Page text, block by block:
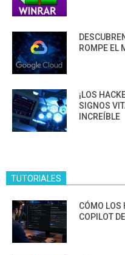
ROMPE EL
¡LOS
SIGNOS
INCREÍBLE
TUTORIALES
CÓMO LOS
COPILOT